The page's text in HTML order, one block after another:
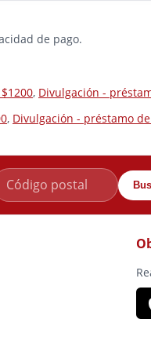
de pago.
, Divulgación -
, Divulgación - préstamo